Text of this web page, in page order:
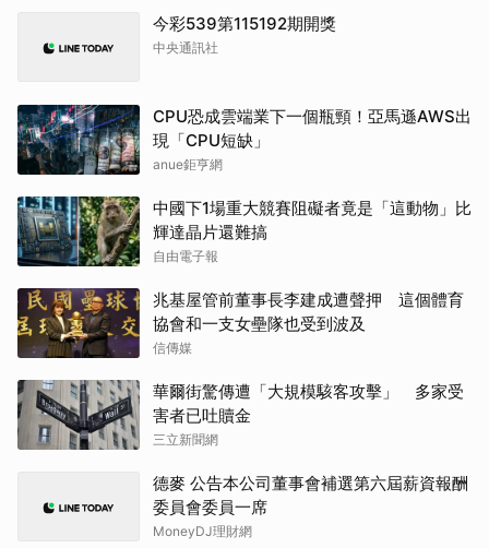
今彩539第115192期開獎
中央通訊社
CPU恐成雲端業下一個瓶頸！亞馬遜AWS出
現「CPU短缺」
anue鉅亨網
中國下1場重大競賽阻礙者竟是「這動物」比
輝達晶片還難搞
自由電子報
兆基屋管前董事長李建成遭聲押 這個體育
協會和一支女壘隊也受到波及
信傳媒
華爾街驚傳遭「大規模駭客攻擊」 多家受
害者已吐贖金
三立新聞網
德麥 公告本公司董事會補選第六屆薪資報酬
委員會委員一席
MoneyDJ理財網